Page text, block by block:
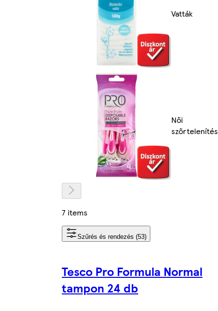
Vatták
Női
szőrtelenítés
7 items
Szűrés és rendezés (53)
Tesco Pro Formula Normal
tampon 24 db